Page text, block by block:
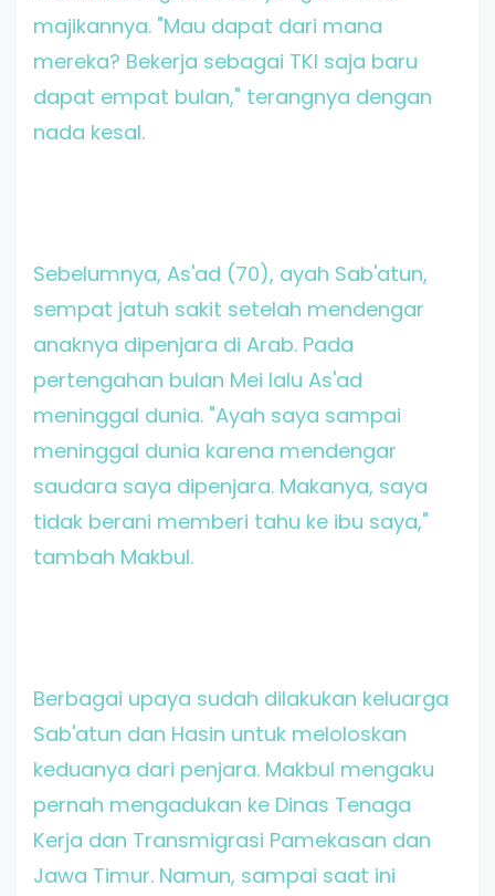
majikannya. "Mau dapat dari mana
mereka? Bekerja sebagai TKI saja baru
dapat empat bulan," terangnya dengan
nada kesal.
Sebelumnya, As'ad (70), ayah Sab'atun,
sempat jatuh sakit setelah mendengar
anaknya dipenjara di Arab. Pada
pertengahan bulan Mei lalu As'ad
meninggal dunia. "Ayah saya sampai
meninggal dunia karena mendengar
saudara saya dipenjara. Makanya, saya
tidak berani memberi tahu ke ibu saya,"
tambah Makbul.
Berbagai upaya sudah dilakukan keluarga
Sab'atun dan Hasin untuk meloloskan
keduanya dari penjara. Makbul mengaku
pernah mengadukan ke Dinas Tenaga
Kerja dan Transmigrasi Pamekasan dan
Jawa Timur. Namun, sampai saat ini